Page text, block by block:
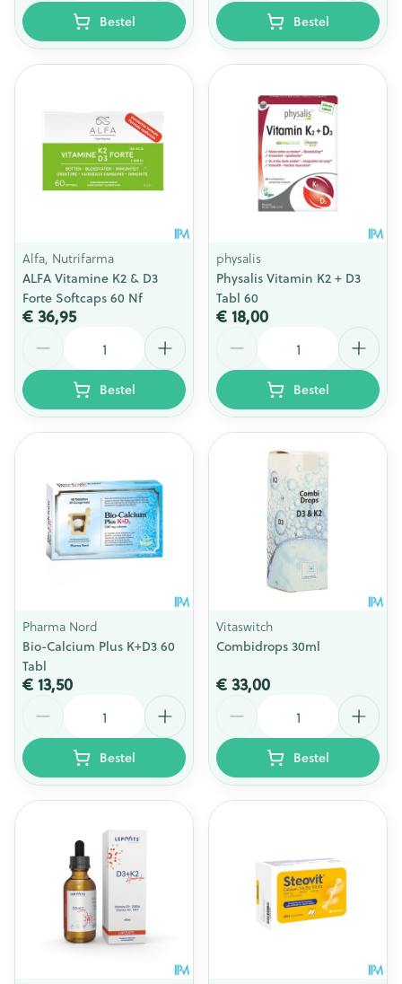
Bestel Bestel
Alfa, Nutrifarma
ALFA Vitamine K2 & D3
Forte Softcaps 60 Nf
€ 36,95
Bestel
physalis
Physalis Vitamin K2 + D3
Tabl 60
€ 18,00
Bestel
Pharma Nord
Bio-Calcium Plus K+D3 60
Tabl
€ 13,50
Bestel
Vitaswitch
Combidrops 30ml
€ 33,00
Bestel